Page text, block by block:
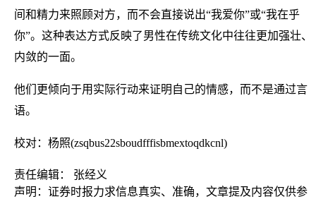
间和精力来照顾对方，而不会直接说出“我爱你”或“我在乎
你”。这种表达方式反映了男性在传统文化中往往更加强壮、
内敛的一面。
他们更倾向于用实际行动来证明自己的情感，而不是通过言
语。
校对：杨照(zsqbus22sboudfffisbmextoqdkcnl)
责任编辑： 张经义
声明：证券时报力求信息真实、准确，文章提及内容仅供参